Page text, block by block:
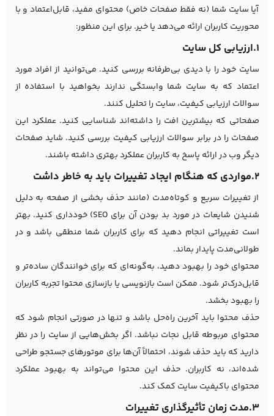
آیا سایت شما (نه فقط صفحات خاص) محتوای مفید، قابل‌اعتماد و با
محوریت کاربران ارائه می‌دهد یا خیر. برای این منظور:
1.ارزیابی کل سایت
سایت خود را با دیدی بی‌طرفانه بررسی کنید. می‌توانید از افراد مورد
اعتماد که به سایت شما وابستگی ندارند بخواهید با استفاده از
سوالات ارزیابی کیفیت، سایت را تحلیل کنند.
صفحاتی که بیشترین افت را داشته‌اند شناسایی کنید. عملکرد این
صفحات را در برابر سوالات ارزیابی کیفیت بررسی کنید. شاید صفحات
دیگر وب در ارائه پاسخ به کاربران عملکرد بهتری داشته باشند.
2.مواردی که هنگام ایجاد تغییرات باید به خاطر داشت
از تغییرات سریع و کوتاه‌مدت (مانند حذف بخشی از صفحه به دلیل
شنیدن شایعات در مورد بد بودن آن برای SEO) خودداری کنید. بهتر
است تغییراتی انجام دهید که برای کاربران شما منطقی باشد و در
طولانی‌مدت پایدار بماند.
محتوای خود را بهبود دهید، به‌گونه‌ای که برای خوانندگان ساده‌تر و
قابل‌درک‌تر شود. ممکن است بازنویسی یا بازسازی محتوا تجربه کاربران
را بهبود بخشد.
حذف محتوا باید آخرین راه‌حل باشد و تنها در صورتی انجام شود که
محتوای مربوطه قابل نجات نباشد. اگر بخش‌هایی از سایت را در نظر
دارید که باید حذف شوند، احتمالاً آن‌ها برای موتورهای جستجو طراحی
شده‌اند، نه کاربران. حذف این محتوا می‌تواند به بهبود عملکرد
محتوای باکیفیت سایت کمک کند.
3.مدت زمان تأثیرگذاری تغییرات